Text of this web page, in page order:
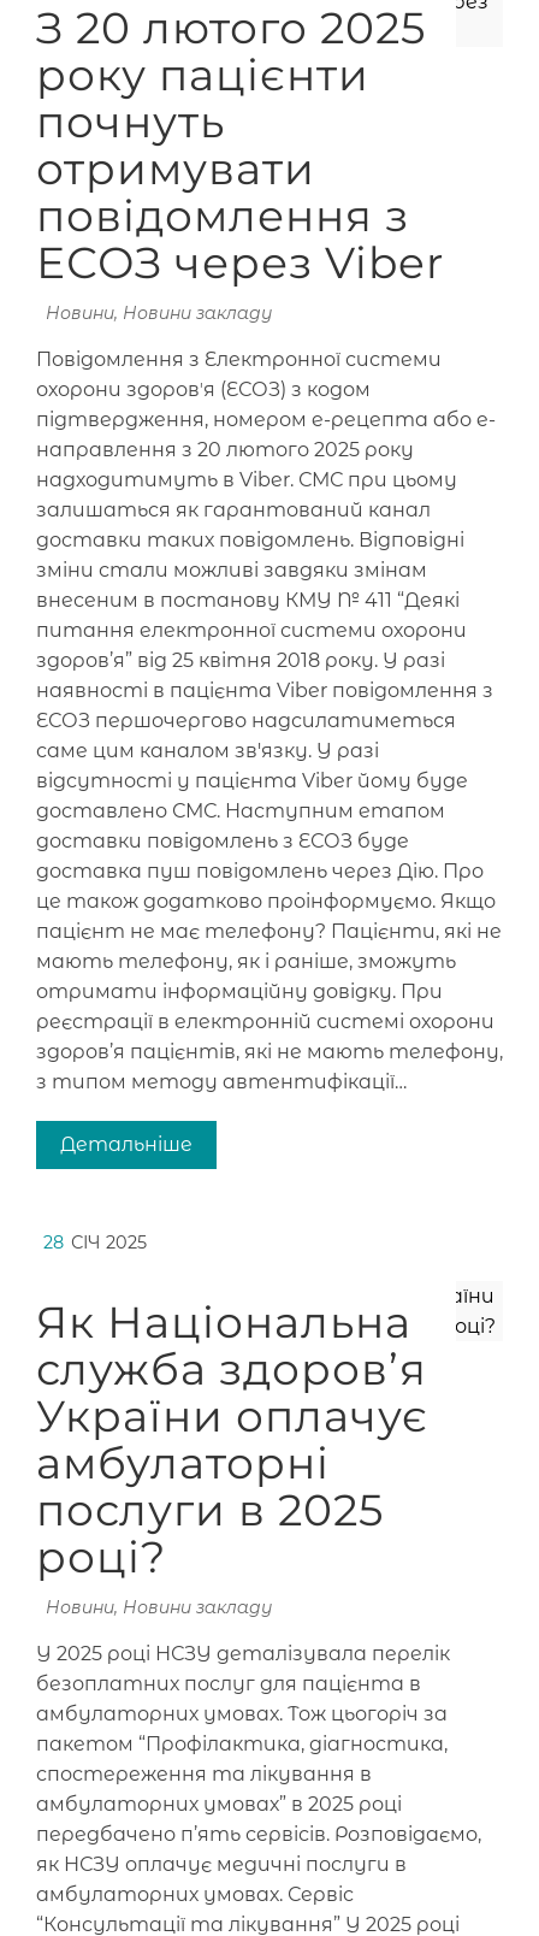
З 20 лютого 2025
року пацієнти
почнуть
отримувати
повідомлення з
ЕСОЗ через Viber
Новини, Новини закладу
Повідомлення з Електронної системи
охорони здоровʼя (ЕСОЗ) з кодом
підтвердження, номером е-рецепта або е-
направлення з 20 лютого 2025 року
надходитимуть в Viber. СМС при цьому
залишаться як гарантований канал
доставки таких повідомлень. Відповідні
зміни стали можливі завдяки змінам
внесеним в постанову КМУ № 411 “Деякі
питання електронної системи охорони
здоров’я” від 25 квітня 2018 року. У разі
наявності в пацієнта Viber повідомлення з
ЕСОЗ першочергово надсилатиметься
саме цим каналом зв'язку. У разі
відсутності у пацієнта Viber йому буде
доставлено СМС. Наступним етапом
доставки повідомлень з ЕСОЗ буде
доставка пуш повідомлень через Дію. Про
це також додатково проінформуємо. Якщо
пацієнт не має телефону? Пацієнти, які не
мають телефону, як і раніше, зможуть
отримати інформаційну довідку. При
реєстрації в електронній системі охорони
здоров’я пацієнтів, які не мають телефону,
з типом методу автентифікації…
Детальніше
28 СІЧ 2025
Як Національна
служба здоров’я
України оплачує
амбулаторні
послуги в 2025
році?
Новини, Новини закладу
У 2025 році НСЗУ деталізувала перелік
безоплатних послуг для пацієнта в
амбулаторних умовах. Тож цьогоріч за
пакетом “Профілактика, діагностика,
спостереження та лікування в
амбулаторних умовах” в 2025 році
передбачено п’ять сервісів. Розповідаємо,
як НСЗУ оплачує медичні послуги в
амбулаторних умовах. Сервіс
“Консультації та лікування” У 2025 році